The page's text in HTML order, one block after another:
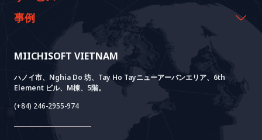
MIICHISOFT VIETNAM
ハノイ市、Nghia Do 坊、Tay Ho Tayニューアーバンエリア、6th
Element ビル、M棟、5階。
(+84) 246-2955-974
沿革
価値観
資料室
ニュース
FAQ
AI CO-CREATION
AI PoC開発
Core Lab
System Lab
Power Lab
Cloud Lab
AI+ SOLUTIONS
AI+ Products
Meet AI+
AI+ Package
VIETNAM BRIDGE
BOTモデル
法人設立支援
事例
実績
お客様の声